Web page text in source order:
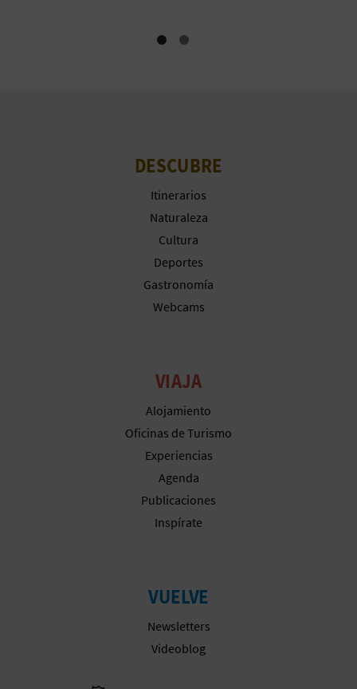
DESCUBRE
Itinerarios
Naturaleza
Cultura
Deportes
Gastronomía
Webcams
VIAJA
Alojamiento
Oficinas de Turismo
Experiencias
Agenda
Publicaciones
Inspírate
VUELVE
Newsletters
Videoblog